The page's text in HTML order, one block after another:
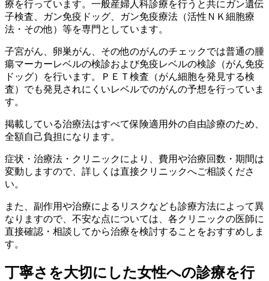
療を行っています。一般産婦人科診療を行うと共にガン遺伝
子検査、ガン免疫ドッグ、ガン免疫療法（活性ＮＫ細胞療
法・その他）等を専門としています。
子宮がん、卵巣がん、その他のがんのチェックでは普通の腫
瘍マーカーレベルの検診および免疫レベルの検診（がん免疫
ドッグ）を行います。ＰＥＴ検査（がん細胞を発見する検
査）でも発見されにくいレベルでのがんの予想を行っていま
す。
掲載している治療法はすべて保険適用外の自由診療のため、
全額自己負担になります。
症状・治療法・クリニックにより、費用や治療回数・期間は
変動しますので、詳しくは直接クリニックへご相談くださ
い。
また、副作用や治療によるリスクなども診療方法によって異
なりますので、不安な点については、各クリニックの医師に
直接確認・相談してから治療を検討することをおすすめしま
す。
丁寧さを大切にした女性への診療を行